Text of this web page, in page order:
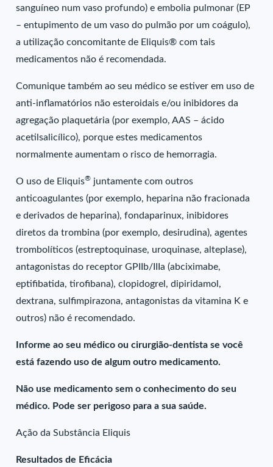
sanguíneo num vaso profundo) e embolia pulmonar (EP
– entupimento de um vaso do pulmão por um coágulo),
a utilização concomitante de Eliquis® com tais
medicamentos não é recomendada.
Comunique também ao seu médico se estiver em uso de
anti-inflamatórios não esteroidais e/ou inibidores da
agregação plaquetária (por exemplo, AAS – ácido
acetilsalicílico), porque estes medicamentos
normalmente aumentam o risco de hemorragia.
O uso de Eliquis® juntamente com outros
anticoagulantes (por exemplo, heparina não fracionada
e derivados de heparina), fondaparinux, inibidores
diretos da trombina (por exemplo, desirudina), agentes
trombolíticos (estreptoquinase, uroquinase, alteplase),
antagonistas do receptor GPIIb/IIIa (abciximabe,
eptifibatida, tirofibana), clopidogrel, dipiridamol,
dextrana, sulfimpirazona, antagonistas da vitamina K e
outros) não é recomendado.
Informe ao seu médico ou cirurgião-dentista se você
está fazendo uso de algum outro medicamento.
Não use medicamento sem o conhecimento do seu
médico. Pode ser perigoso para a sua saúde.
Ação da Substância Eliquis
Resultados de Eficácia